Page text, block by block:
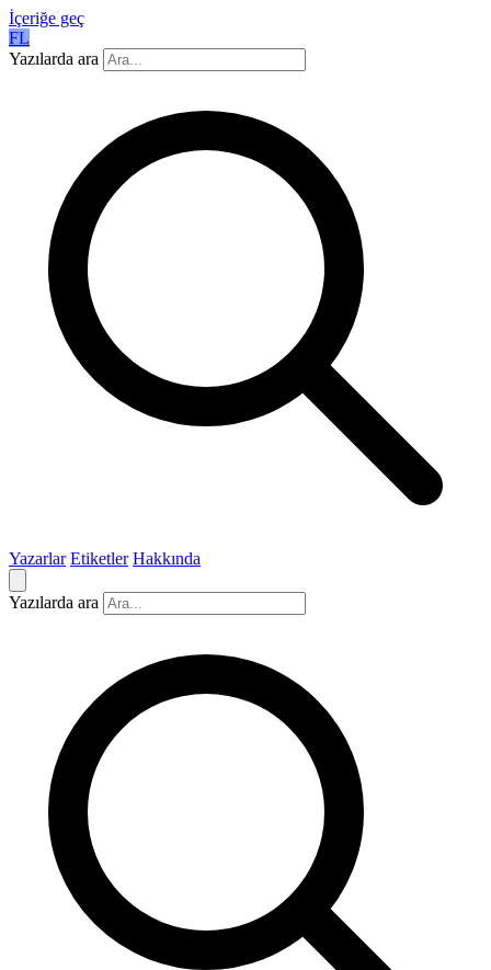
İçeriğe geç
FL
Yazılarda ara
Yazarlar Etiketler Hakkında
Yazılarda ara